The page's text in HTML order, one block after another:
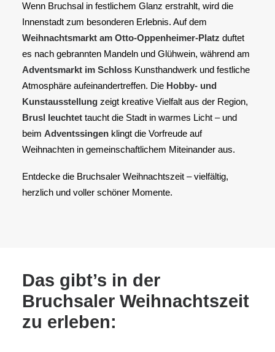
Search
Wenn Bruchsal in festlichem Glanz erstrahlt, wird die
Innenstadt zum besonderen Erlebnis. Auf dem
Weihnachtsmarkt am Otto-Oppenheimer-Platz duftet
es nach gebrannten Mandeln und Glühwein, während am
Adventsmarkt im Schloss Kunsthandwerk und festliche
Atmosphäre aufeinandertreffen. Die Hobby- und
Kunstausstellung zeigt kreative Vielfalt aus der Region,
Brusl leuchtet taucht die Stadt in warmes Licht – und
beim Adventssingen klingt die Vorfreude auf
Weihnachten in gemeinschaftlichem Miteinander aus.
Entdecke die Bruchsaler Weihnachtszeit – vielfältig,
herzlich und voller schöner Momente.
Das gibt’s in der
Bruchsaler Weihnachtszeit
zu erleben: